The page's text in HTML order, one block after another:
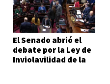
El Senado abrió el
debate por la Ley de
Inviolavilidad de la